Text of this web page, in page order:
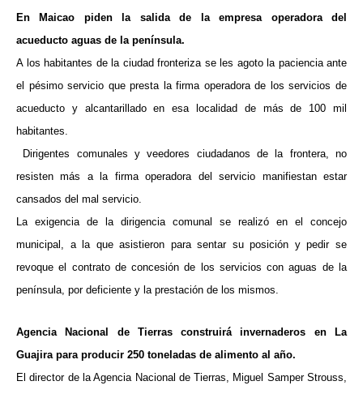
En Maicao piden la salida de la empresa operadora del
acueducto aguas de la península.
A los habitantes de la ciudad fronteriza se les agoto la paciencia ante
el pésimo servicio que presta la firma operadora de los servicios de
acueducto y alcantarillado en esa localidad de más de 100 mil
habitantes.
Dirigentes comunales y veedores ciudadanos de la frontera, no
resisten más a la firma operadora del servicio manifiestan estar
cansados del mal servicio.
La exigencia de la dirigencia comunal se realizó en el concejo
municipal, a la que asistieron para sentar su posición y pedir se
revoque el contrato de concesión de los servicios con aguas de la
península, por deficiente y la prestación de los mismos.
Agencia Nacional de Tierras construirá invernaderos en La
Guajira para producir 250 toneladas de alimento al año.
El director de la Agencia Nacional de Tierras, Miguel Samper Strouss,